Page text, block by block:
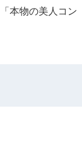
本物の美人コン